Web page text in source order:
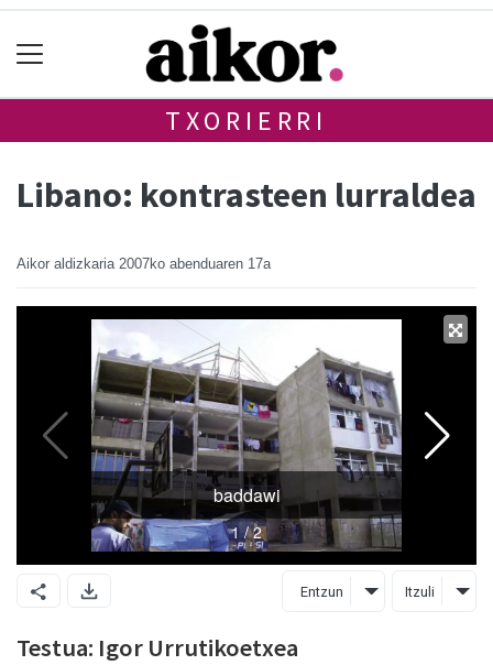
TXORIERRI
Libano: kontrasteen lurraldea
Aikor aldizkaria 2007ko abenduaren 17a
Entzun Itzuli
Testua: Igor Urrutikoetxea